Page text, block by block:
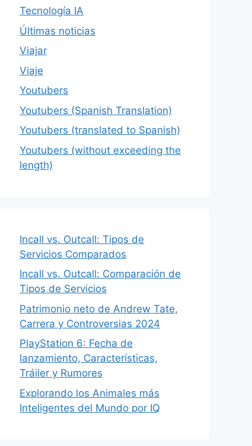
Tecnología IA
Últimas noticias
Viajar
Viaje
Youtubers
Youtubers (Spanish Translation)
Youtubers (translated to Spanish)
Youtubers (without exceeding the
length)
Incall vs. Outcall: Tipos de
Servicios Comparados
Incall vs. Outcall: Comparación de
Tipos de Servicios
Patrimonio neto de Andrew Tate,
Carrera y Controversias 2024
PlayStation 6: Fecha de
lanzamiento, Características,
Tráiler y Rumores
Explorando los Animales más
Inteligentes del Mundo por IQ